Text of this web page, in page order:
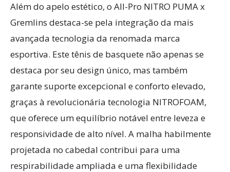
Além do apelo estético, o All-Pro NITRO PUMA x
Gremlins destaca-se pela integração da mais
avançada tecnologia da renomada marca
esportiva. Este tênis de basquete não apenas se
destaca por seu design único, mas também
garante suporte excepcional e conforto elevado,
graças à revolucionária tecnologia NITROFOAM,
que oferece um equilíbrio notável entre leveza e
responsividade de alto nível. A malha habilmente
projetada no cabedal contribui para uma
respirabilidade ampliada e uma flexibilidade